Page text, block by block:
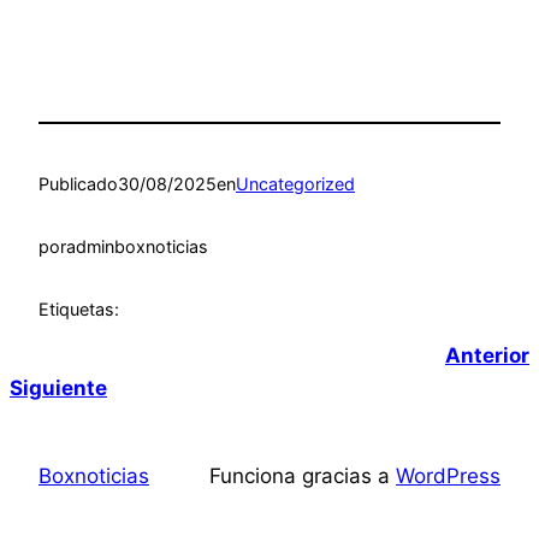
Publicado30/08/2025enUncategorized
poradminboxnoticias
Etiquetas:
Anterior
Siguiente
Boxnoticias Funciona gracias a WordPress